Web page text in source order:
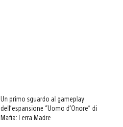
Un primo sguardo al gameplay
dell’espansione “Uomo d’Onore” di
Mafia: Terra Madre